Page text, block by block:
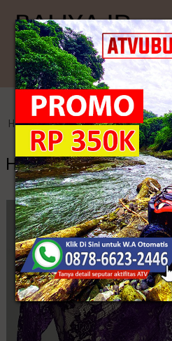
Kategori
Home >Kebaya Jadi >Harga
Harga Kebaya Jawa